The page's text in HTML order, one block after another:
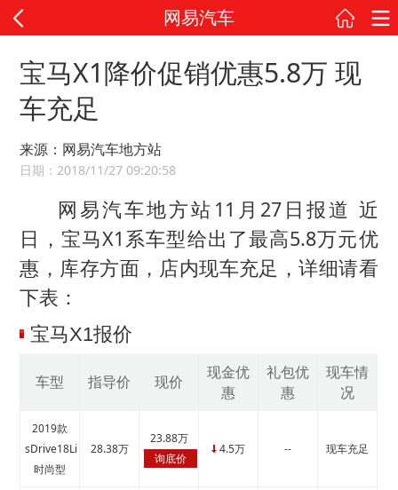
网易汽车
宝马X1降价促销优惠5.8万 现
车充足
来源：网易汽车地方站
日期：2018/11/27 09:20:58
网易汽车地方站11月27日报道 近
日，宝马X1系车型给出了最高5.8万元优
惠，库存方面，店内现车充足，详细请看
下表：
宝马X1报价
车型 指导价 现价
现金优
惠
礼包优
惠
现车情
况
2019款
sDrive18Li
时尚型
28.38万
23.88万
询底价
↓ 4.5万 -- 现车充足